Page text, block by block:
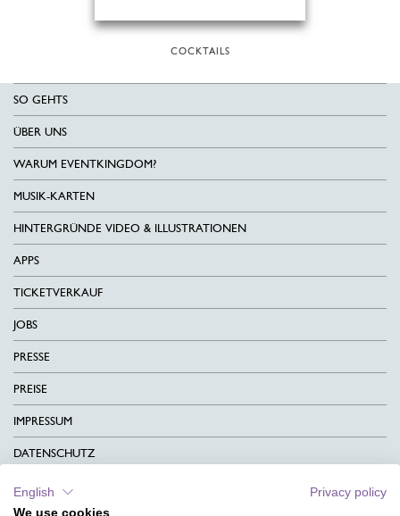
COCKTAILS
SO GEHTS
ÜBER UNS
WARUM EVENTKINGDOM?
MUSIK-KARTEN
HINTERGRÜNDE VIDEO & ILLUSTRATIONEN
APPS
TICKETVERKAUF
JOBS
PRESSE
PREISE
IMPRESSUM
DATENSCHUTZ
KONTAKT
English
Privacy policy
We use cookies